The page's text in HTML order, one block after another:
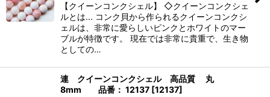
【クイーンコンクシェル】 ◇クイーンコンクシェ
ルとは... コンク貝から作られるクイーンコンクシ
ェルは、非常に愛らしいピンクとホワイトのマー
ブルが特徴です。 現在では非常に貴重で、生き物
としての…
連 クイーンコンクシェル 高品質 丸
8mm 品番： 12137 [12137]